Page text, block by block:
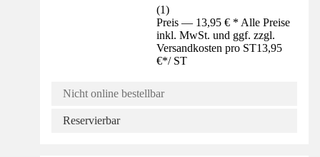
(1)
Preis — 13,95 € * Alle Preise
inkl. MwSt. und ggf. zzgl.
Versandkosten pro ST13,95
€*/ ST
Nicht online bestellbar
Reservierbar